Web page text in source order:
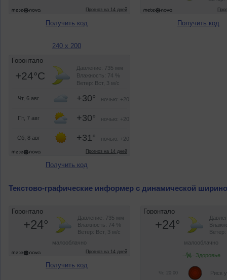
Получить код Получить код
240 x 200
Получить код
Текстово-графические информер с динамической
Получить код